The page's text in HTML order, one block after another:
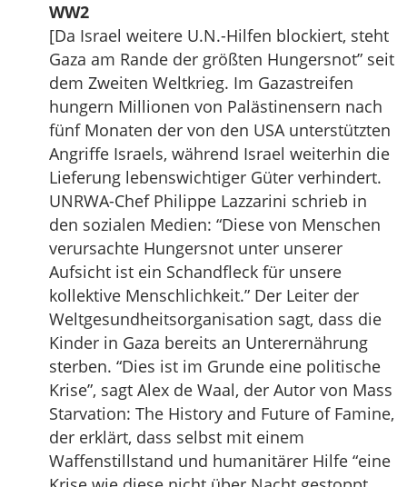
WW2
[Da Israel weitere U.N.-Hilfen blockiert, steht
Gaza am Rande der größten Hungersnot” seit
dem Zweiten Weltkrieg. Im Gazastreifen
hungern Millionen von Palästinensern nach
fünf Monaten der von den USA unterstützten
Angriffe Israels, während Israel weiterhin die
Lieferung lebenswichtiger Güter verhindert.
UNRWA-Chef Philippe Lazzarini schrieb in
den sozialen Medien: “Diese von Menschen
verursachte Hungersnot unter unserer
Aufsicht ist ein Schandfleck für unsere
kollektive Menschlichkeit.” Der Leiter der
Weltgesundheitsorganisation sagt, dass die
Kinder in Gaza bereits an Unterernährung
sterben. “Dies ist im Grunde eine politische
Krise”, sagt Alex de Waal, der Autor von Mass
Starvation: The History and Future of Famine,
der erklärt, dass selbst mit einem
Waffenstillstand und humanitärer Hilfe “eine